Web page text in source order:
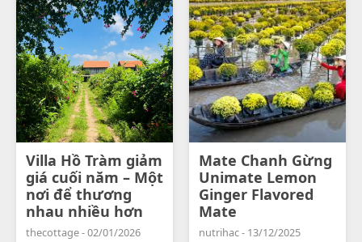
Villa Hồ Tràm giảm
giá cuối năm – Một
nơi để thương
nhau nhiều hơn
thecottage - 02/01/2026
Mate Chanh Gừng
Unimate Lemon
Ginger Flavored
Mate
nutrihac - 13/12/2025